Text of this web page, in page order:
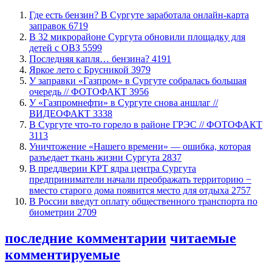
​Где есть бензин? В Сургуте заработала онлайн-карта
заправок 6719
В 32 микрорайоне Сургута обновили площадку для
детей с ОВЗ 5599
​Последняя капля… бензина? 4191
Яркое лето с Брусникой 3979
​У заправки «Газпром» в Сургуте собралась большая
очередь // ФОТОФАКТ 3956
У «Газпромнефти» в Сургуте снова аншлаг //
ВИДЕОФАКТ 3338
​В Сургуте что-то горело в районе ГРЭС // ФОТОФАКТ
3113
​Уничтожение «Нашего времени» — ошибка, которая
разъедает ткань жизни Сургута 2837
​В преддверии КРТ ядра центра Сургута
предприниматели начали преображать территорию −
вместо старого дома появится место для отдыха 2757
В России введут оплату общественного транспорта по
биометрии 2709
последние комментарии читаемые
комментируемые